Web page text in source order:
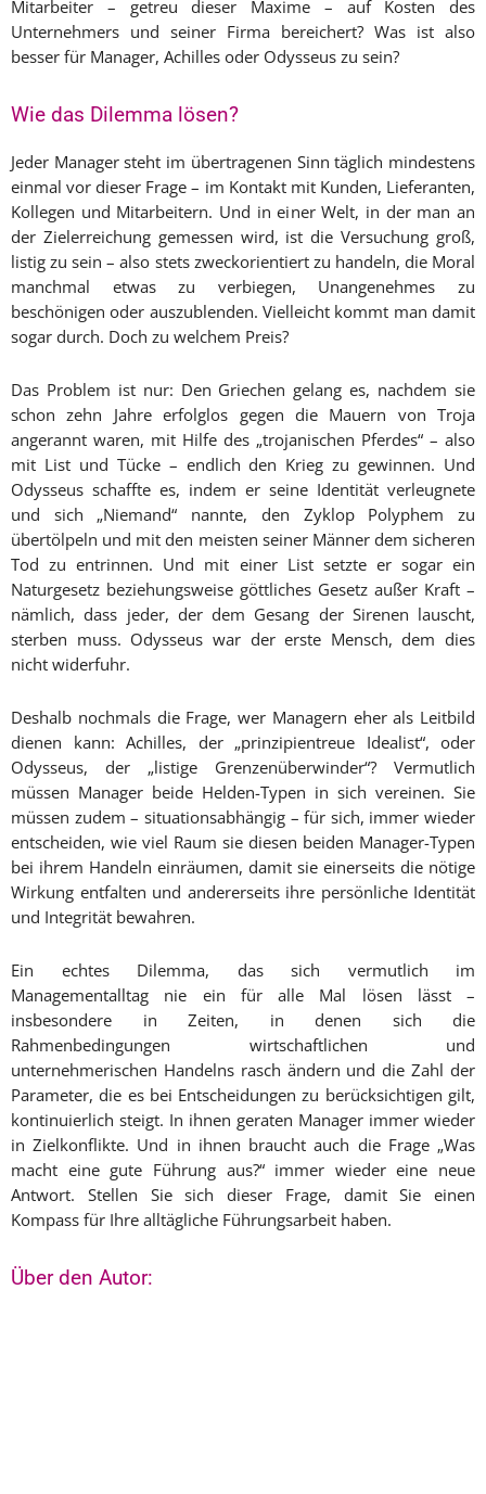
Mitarbeiter – getreu dieser Maxime – auf Kosten des
Unternehmers und seiner Firma bereichert? Was ist also
besser für Manager, Achilles oder Odysseus zu sein?
Wie das Dilemma lösen?
Jeder Manager steht im übertragenen Sinn täglich mindestens
einmal vor dieser Frage – im Kontakt mit Kunden, Lieferanten,
Kollegen und Mitarbeitern. Und in einer Welt, in der man an
der Zielerreichung gemessen wird, ist die Versuchung groß,
listig zu sein – also stets zweckorientiert zu handeln, die Moral
manchmal etwas zu verbiegen, Unangenehmes zu
beschönigen oder auszublenden. Vielleicht kommt man damit
sogar durch. Doch zu welchem Preis?
Das Problem ist nur: Den Griechen gelang es, nachdem sie
schon zehn Jahre erfolglos gegen die Mauern von Troja
angerannt waren, mit Hilfe des „trojanischen Pferdes“ – also
mit List und Tücke – endlich den Krieg zu gewinnen. Und
Odysseus schaffte es, indem er seine Identität verleugnete
und sich „Niemand“ nannte, den Zyklop Polyphem zu
übertölpeln und mit den meisten seiner Männer dem sicheren
Tod zu entrinnen. Und mit einer List setzte er sogar ein
Naturgesetz beziehungsweise göttliches Gesetz außer Kraft –
nämlich, dass jeder, der dem Gesang der Sirenen lauscht,
sterben muss. Odysseus war der erste Mensch, dem dies
nicht widerfuhr.
Deshalb nochmals die Frage, wer Managern eher als Leitbild
dienen kann: Achilles, der „prinzipientreue Idealist“, oder
Odysseus, der „listige Grenzenüberwinder“? Vermutlich
müssen Manager beide Helden-Typen in sich vereinen. Sie
müssen zudem – situationsabhängig – für sich, immer wieder
entscheiden, wie viel Raum sie diesen beiden Manager-Typen
bei ihrem Handeln einräumen, damit sie einerseits die nötige
Wirkung entfalten und andererseits ihre persönliche Identität
und Integrität bewahren.
Ein echtes Dilemma, das sich vermutlich im
Managementalltag nie ein für alle Mal lösen lässt –
insbesondere in Zeiten, in denen sich die
Rahmenbedingungen wirtschaftlichen und
unternehmerischen Handelns rasch ändern und die Zahl der
Parameter, die es bei Entscheidungen zu berücksichtigen gilt,
kontinuierlich steigt. In ihnen geraten Manager immer wieder
in Zielkonflikte. Und in ihnen braucht auch die Frage „Was
macht eine gute Führung aus?“ immer wieder eine neue
Antwort. Stellen Sie sich dieser Frage, damit Sie einen
Kompass für Ihre alltägliche Führungsarbeit haben.
Über den Autor: